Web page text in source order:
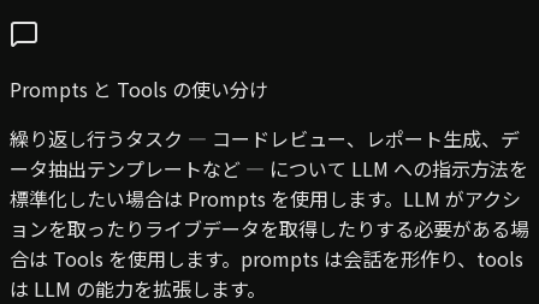
Prompts と Tools の使い分け
繰り返し行うタスク — コードレビュー、レポート生成、デ
ータ抽出テンプレートなど — について LLM への指示方法を
標準化したい場合は Prompts を使用します。LLM がアクシ
ョンを取ったりライブデータを取得したりする必要がある場
合は Tools を使用します。prompts は会話を形作り、tools
は LLM の能力を拡張します。